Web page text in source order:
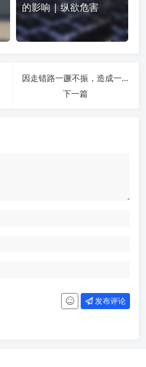
的影响 | 纵欲危害
因走错路一蹶不振，造成一生无法疗愈的痛苦 | 纵欲危害
下一篇
发布评论